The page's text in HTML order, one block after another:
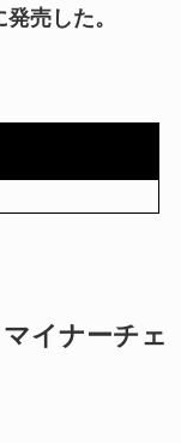
売した。
イナーチェ